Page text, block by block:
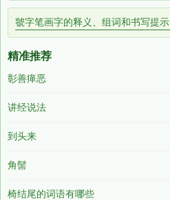
虢字笔画字的释义、组词和书写提示
精准推荐
彰善瘅恶
讲经说法
到头来
角髻
椅结尾的词语有哪些